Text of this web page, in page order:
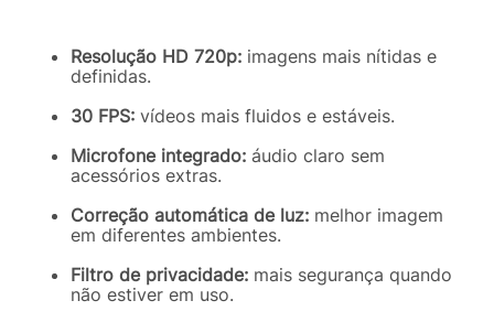
Resolução HD 720p: imagens mais nítidas e
definidas.
30 FPS: vídeos mais fluidos e estáveis.
Microfone integrado: áudio claro sem
acessórios extras.
Correção automática de luz: melhor imagem
em diferentes ambientes.
Filtro de privacidade: mais segurança quando
não estiver em uso.